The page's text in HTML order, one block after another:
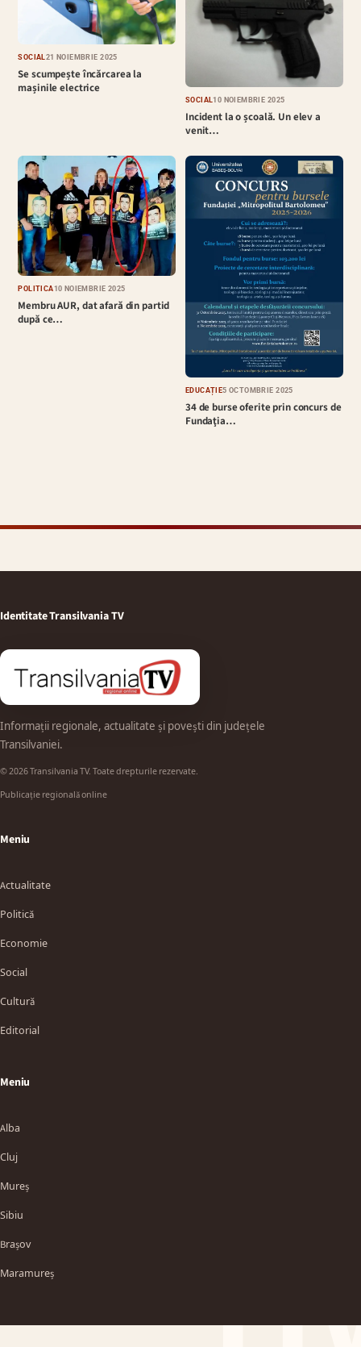
SOCIAL21 NOIEMBRIE 2025
Se scumpește încărcarea la
mașinile electrice
SOCIAL10 NOIEMBRIE 2025
Incident la o școală. Un elev a
venit…
POLITICĂ10 NOIEMBRIE 2025
Membru AUR, dat afară din partid
după ce…
EDUCAȚIE5 OCTOMBRIE 2025
34 de burse oferite prin concurs de
Fundaţia…
Identitate Transilvania TV
Informații regionale, actualitate și povești din județele
Transilvaniei.
© 2026 Transilvania TV. Toate drepturile rezervate.
Publicație regională online
Meniu
Actualitate
Politică
Economie
Social
Cultură
Editorial
Meniu
Alba
Cluj
Mureș
Sibiu
Brașov
Maramureș